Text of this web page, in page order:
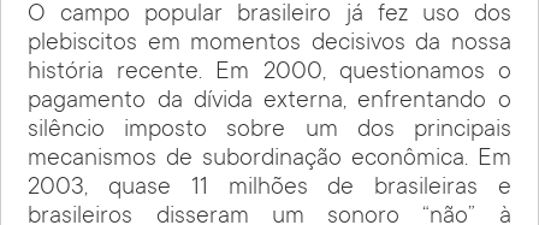
O campo popular brasileiro já fez uso dos
plebiscitos em momentos decisivos da nossa
história recente. Em 2000, questionamos o
pagamento da dívida externa, enfrentando o
silêncio imposto sobre um dos principais
mecanismos de subordinação econômica. Em
2003, quase 11 milhões de brasileiras e
brasileiros disseram um sonoro “não” à